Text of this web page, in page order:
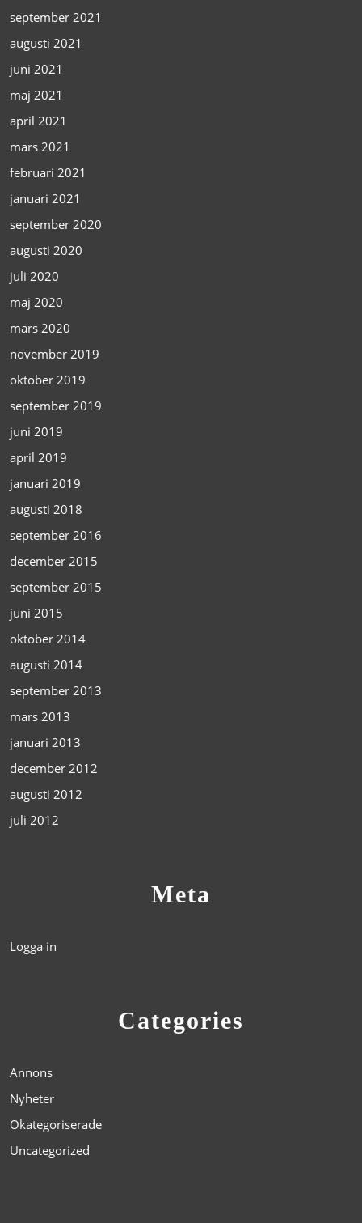
september 2021
augusti 2021
juni 2021
maj 2021
april 2021
mars 2021
februari 2021
januari 2021
september 2020
augusti 2020
juli 2020
maj 2020
mars 2020
november 2019
oktober 2019
september 2019
juni 2019
april 2019
januari 2019
augusti 2018
september 2016
december 2015
september 2015
juni 2015
oktober 2014
augusti 2014
september 2013
mars 2013
januari 2013
december 2012
augusti 2012
juli 2012
Meta
Logga in
Categories
Annons
Nyheter
Okategoriserade
Uncategorized